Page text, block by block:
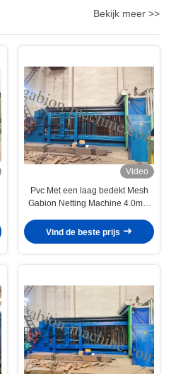
Bekijk meer >>
Video
Pvc Met een laag bedekt Mesh
Gabion Netting Machine 4.0mm
Vind de beste prijs